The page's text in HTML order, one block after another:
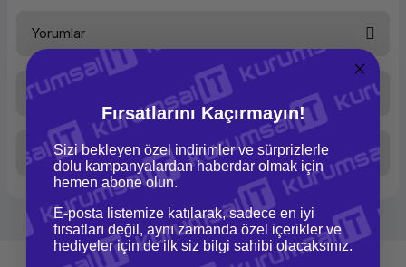
Bilgisayar Çantasıı
Lenovo ThinkPad Essential Slim Topload Eco Notebook Çanta, taşınabilir
bilgisayarlarınızı korumak ve güvenli bir şekilde taşımak için tasarlanmış
pratik ve şık bir çantadır. 13-14 inç boyutlarındaki laptoplar için uygundur ve
Lenovo ThinkPad serisi ve diğer marka taşınabilir bilgisayarlarla uyumludur.
Kategori
Çevre
Birimleri
Alt Kategori
Notebook
Çantaları
Marka
Model 4X41D97727
Teknik Özellikleri
Renk Siyah
Uyumlu Cihaz Boyutu
14 İnç'e
Yorumlar
Bu ürüne ilk yorumu siz yapın!
Yorum Yaz
Soru & Cevap
Ürün hakkında henüz soru sorulmamış.
Soru Sor
Taksit Seçenekleri
Fırsatlarını Kaçırmayın!
Sizi bekleyen özel indirimler ve sürprizlerle
dolu kampanyalardan haberdar olmak için
hemen abone olun.
E-posta listemize katılarak, sadece en iyi
fırsatları değil, aynı zamanda özel içerikler ve
hediyeler için de ilk siz bilgi sahibi olacaksınız.